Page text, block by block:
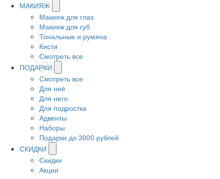
МАКИЯЖ
Макияж для глаз
Макияж для губ
Тональные и румяна
Кисти
Смотреть все
ПОДАРКИ
Смотреть все
Для неё
Для него
Для подростка
Адвенты
Наборы
Подарки до 3000 рублей
СКИДКИ
Скидки
Акции